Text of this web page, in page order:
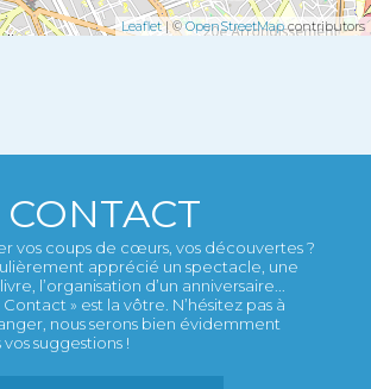
Leaflet| ©OpenStreetMapcontributors
CONTACT
vos coups de cœurs, vos découvertes ?
apprécié un spectacle, une
l’organisation d’un anniversaire...
» est la vôtre. N’hésitez pas à
nous serons bien évidemment
suggestions !